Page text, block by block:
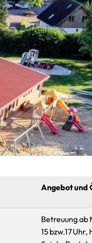
Angebot und
Betreuung ab
15 bzw.17